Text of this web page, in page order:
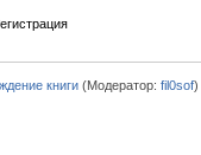
книги(Модератор: fil0sof)